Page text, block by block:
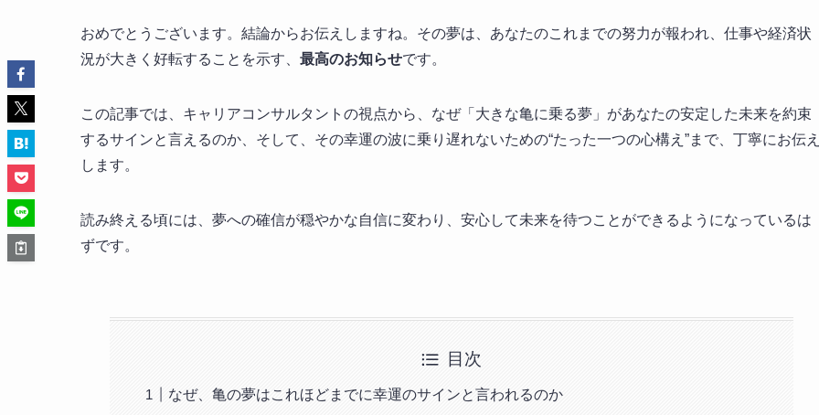
おめでとうございます。結論からお伝えしますね。その夢は、あなたのこれまでの努力が報われ、仕事や経済状
況が大きく好転することを示す、 最高のお知らせです。
この記事では、キャリアコンサルタントの視点から、なぜ「大きな亀に乗る夢」があなたの安定した未来を約束
するサインと言えるのか、そして、その幸運の波に乗り遅れないための“たった一つの心構え”まで、丁寧にお伝
します。
読み終える頃には、夢への確信が穏やかな自信に変わり、安心して未来を待つことができるようになっているは
ずです。
目次
なぜ、亀の夢はこれほどまでに幸運のサインと言われるのか